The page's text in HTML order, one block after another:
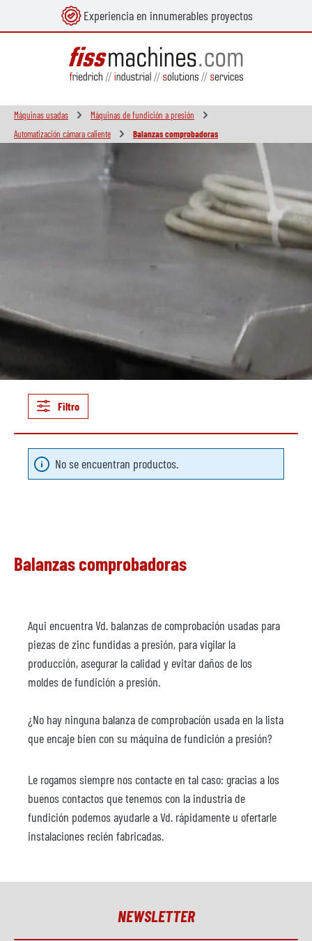
principal Experiencia en innumerables proyectos
Máquinas usadas
Máquinas de fundición a presión
Automatización cámara caliente
Balanzas comprobadoras
Filtro
No se encuentran productos.
Balanzas comprobadoras
Aqui encuentra Vd. balanzas de comprobación usadas para
piezas de zinc fundidas a presión, para vigilar la
producción, asegurar la calidad y evitar daños de los
moldes de fundición a presión.
¿No hay ninguna balanza de comprobacíón usada en la lista
que encaje bien con su máquina de fundición a presión?
Le rogamos siempre nos contacte en tal caso: gracias a los
buenos contactos que tenemos con la industria de
fundición podemos ayudarle a Vd. rápidamente u ofertarle
instalaciones recién fabricadas.
NEWSLETTER